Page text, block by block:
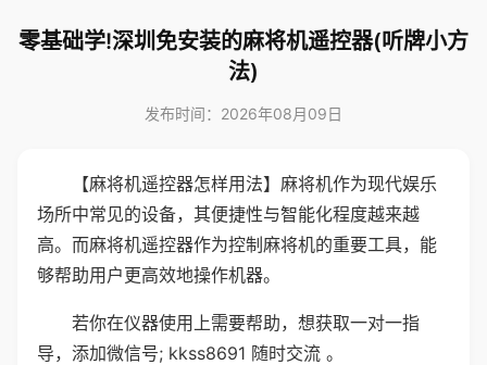
零基础学!深圳免安装的麻将机遥控器(听牌小方
法)
发布时间：2026年08月09日
【麻将机遥控器怎样用法】麻将机作为现代娱乐
场所中常见的设备，其便捷性与智能化程度越来越
高。而麻将机遥控器作为控制麻将机的重要工具，能
够帮助用户更高效地操作机器。
若你在仪器使用上需要帮助，想获取一对一指
导，添加微信号; kkss8691 随时交流 。